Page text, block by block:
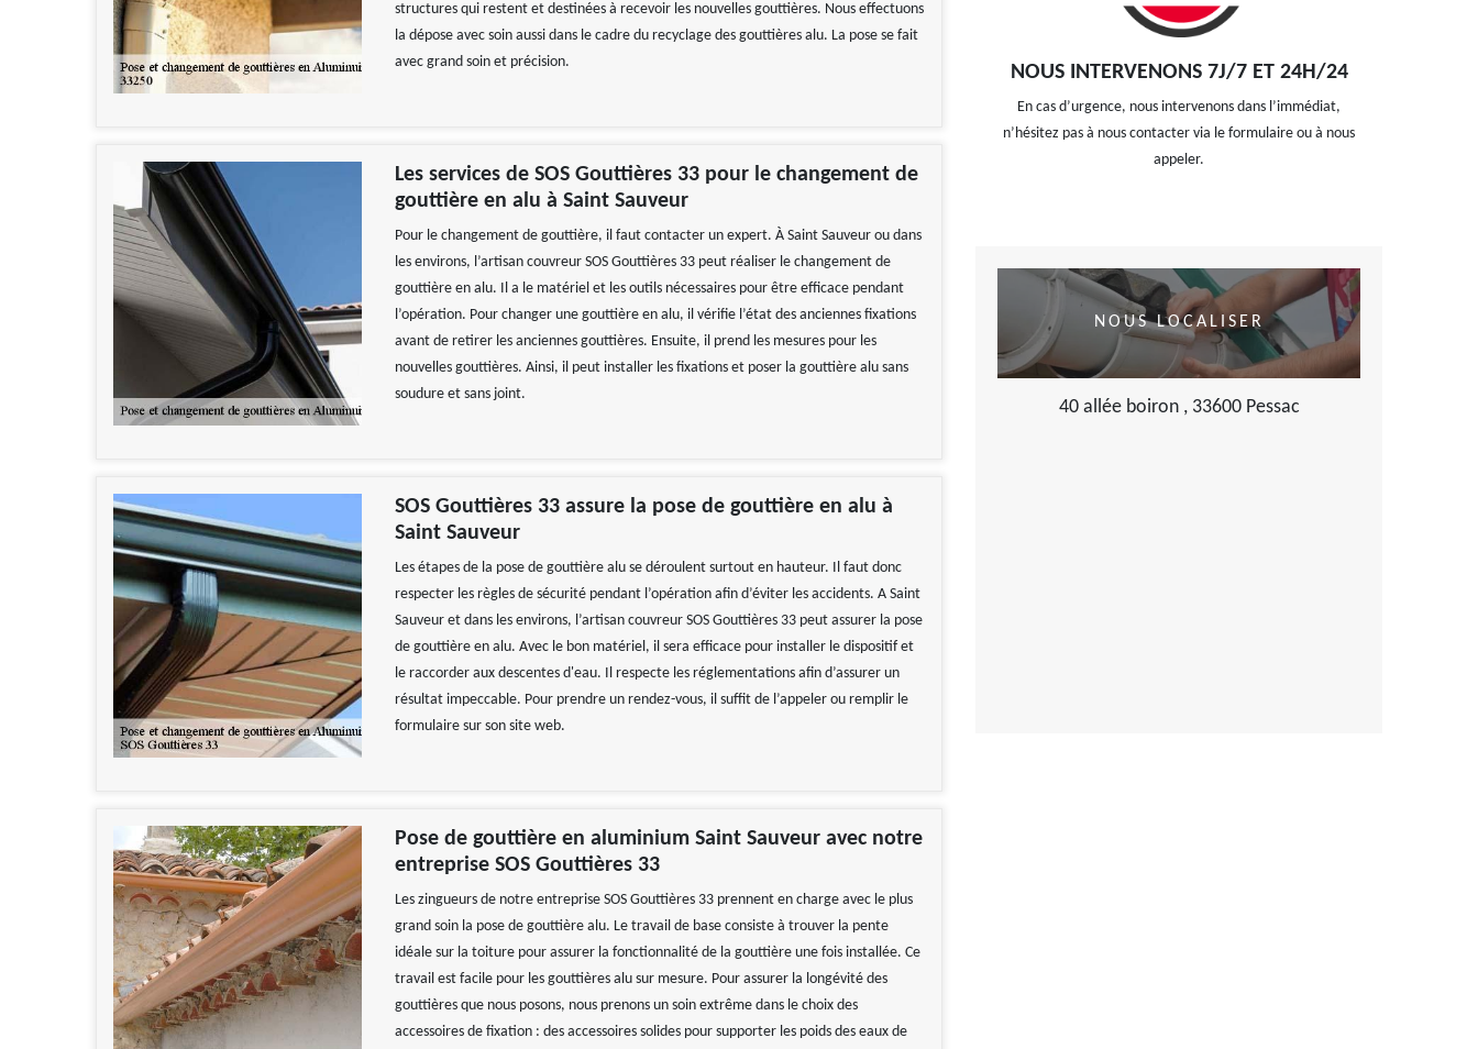
structures qui restent et destinées à recevoir les nouvelles gouttières. Nous effectuons
la dépose avec soin aussi dans le cadre du recyclage des gouttières alu. La pose se fait
avec grand soin et précision.
Les services de SOS Gouttières 33 pour le changement de
gouttière en alu à Saint Sauveur
Pour le changement de gouttière, il faut contacter un expert. À Saint Sauveur ou dans
les environs, l’artisan couvreur SOS Gouttières 33 peut réaliser le changement de
gouttière en alu. Il a le matériel et les outils nécessaires pour être efficace pendant
l’opération. Pour changer une gouttière en alu, il vérifie l’état des anciennes fixations
avant de retirer les anciennes gouttières. Ensuite, il prend les mesures pour les
nouvelles gouttières. Ainsi, il peut installer les fixations et poser la gouttière alu sans
soudure et sans joint.
SOS Gouttières 33 assure la pose de gouttière en alu à
Saint Sauveur
Les étapes de la pose de gouttière alu se déroulent surtout en hauteur. Il faut donc
respecter les règles de sécurité pendant l’opération afin d’éviter les accidents. A Saint
Sauveur et dans les environs, l’artisan couvreur SOS Gouttières 33 peut assurer la pose
de gouttière en alu. Avec le bon matériel, il sera efficace pour installer le dispositif et
le raccorder aux descentes d'eau. Il respecte les réglementations afin d’assurer un
résultat impeccable. Pour prendre un rendez-vous, il suffit de l’appeler ou remplir le
formulaire sur son site web.
Pose de gouttière en aluminium Saint Sauveur avec notre
entreprise SOS Gouttières 33
Les zingueurs de notre entreprise SOS Gouttières 33 prennent en charge avec le plus
grand soin la pose de gouttière alu. Le travail de base consiste à trouver la pente
idéale sur la toiture pour assurer la fonctionnalité de la gouttière une fois installée. Ce
travail est facile pour les gouttières alu sur mesure. Pour assurer la longévité des
gouttières que nous posons, nous prenons un soin extrême dans le choix des
accessoires de fixation : des accessoires solides pour supporter les poids des eaux de
NOUS INTERVENONS 7J/7 ET 24H/24
En cas d’urgence, nous intervenons dans l’immédiat,
n’hésitez pas à nous contacter via le formulaire ou à nous
appeler.
NOUS LOCALISER
40 allée boiron , 33600 Pessac